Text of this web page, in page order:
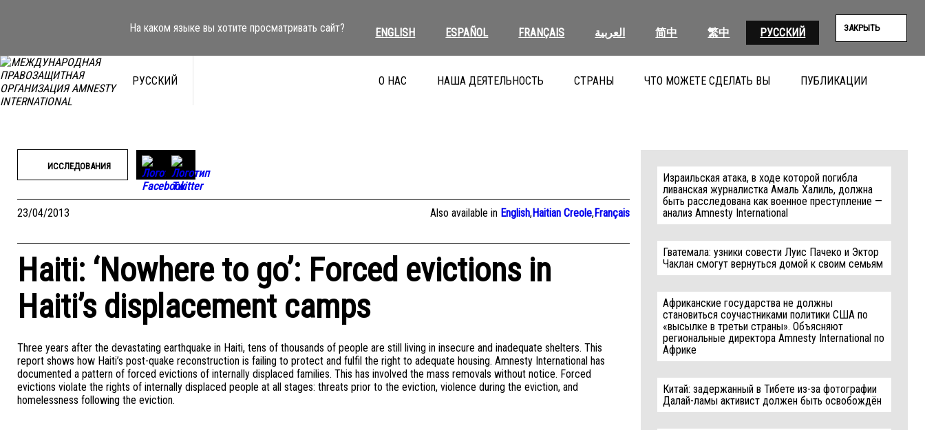
На каком языке вы хотите просматривать сайт? ENGLISH ESPAÑOL FRANÇAIS العربية 简中 繁中 РУССКИЙ ЗАКРЫТЬ
РУССКИЙ О НАС НАША ДЕЯТЕЛЬНОСТЬ СТРАНЫ ЧТО МОЖЕТЕ СДЕЛАТЬ ВЫ ПУБЛИКАЦИИ
ИССЛЕДОВАНИЯ
23/04/2013 Also available in English,Haitian Creole,Français
Haiti: ‘Nowhere to go’: Forced evictions in
Haiti’s displacement camps
Three years after the devastating earthquake in Haiti, tens of thousands of people are still living in insecure and inadequate shelters. This
report shows how Haiti’s post-quake reconstruction is failing to protect and fulfil the right to adequate housing. Amnesty International has
documented a pattern of forced evictions of internally displaced families. This has involved the mass removals without notice. Forced
evictions violate the rights of internally displaced people at all stages: threats prior to the eviction, violence during the eviction, and
homelessness following the eviction.
Израильская атака, в ходе которой погибла
ливанская журналистка Амаль Халиль, должна
быть расследована как военное преступление —
анализ Amnesty International
Гватемала: узники совести Луис Пачеко и Эктор
Чаклан смогут вернуться домой к своим семьям
Африканские государства не должны
становиться соучастниками политики США по
«высылке в третьи страны». Объясняют
региональные директора Amnesty International по
Африке
Китай: задержанный в Тибете из-за фотографии
Далай-ламы активист должен быть освобождён